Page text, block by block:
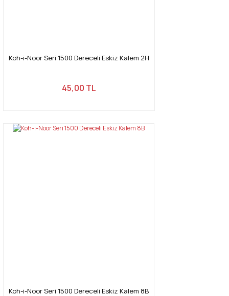
Koh-i-Noor Seri 1500 Dereceli Eskiz Kalem 2H
45,00 TL
Koh-i-Noor Seri 1500 Dereceli Eskiz Kalem 8B